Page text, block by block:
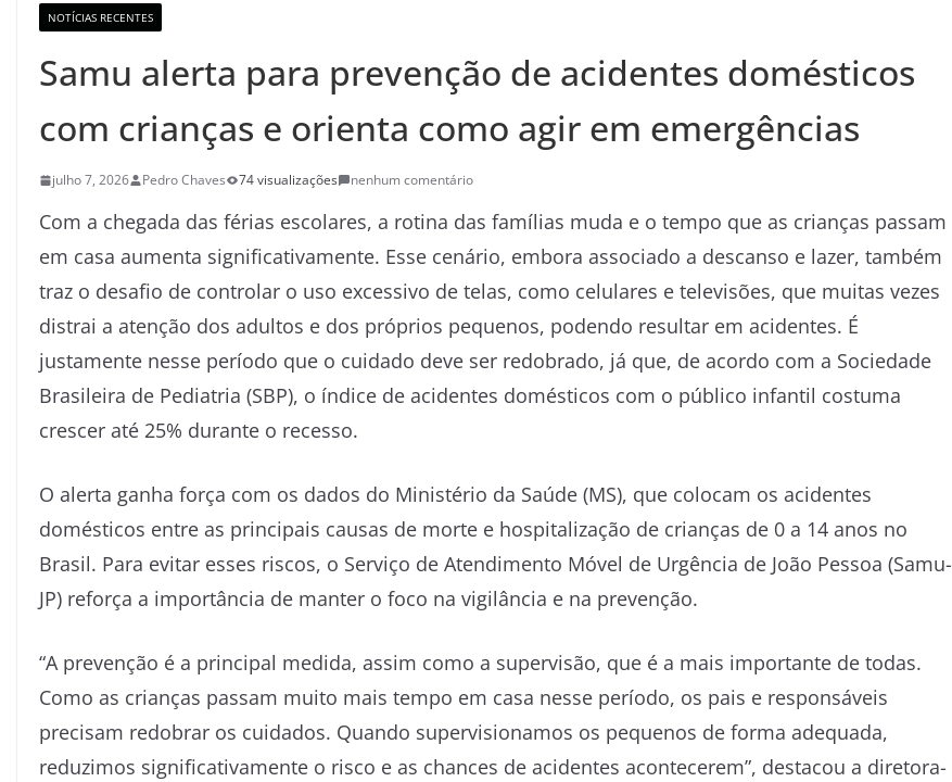
NOTÍCIAS RECENTES
Samu alerta para prevenção de acidentes domésticos
com crianças e orienta como agir em emergências
julho 7, 2026 Pedro Chaves 74 visualizações nenhum comentário
Com a chegada das férias escolares, a rotina das famílias muda e o tempo que as crianças passam
em casa aumenta significativamente. Esse cenário, embora associado a descanso e lazer, também
traz o desafio de controlar o uso excessivo de telas, como celulares e televisões, que muitas vezes
distrai a atenção dos adultos e dos próprios pequenos, podendo resultar em acidentes. É
justamente nesse período que o cuidado deve ser redobrado, já que, de acordo com a Sociedade
Brasileira de Pediatria (SBP), o índice de acidentes domésticos com o público infantil costuma
crescer até 25% durante o recesso.
O alerta ganha força com os dados do Ministério da Saúde (MS), que colocam os acidentes
domésticos entre as principais causas de morte e hospitalização de crianças de 0 a 14 anos no
Brasil. Para evitar esses riscos, o Serviço de Atendimento Móvel de Urgência de João Pessoa (Samu-
JP) reforça a importância de manter o foco na vigilância e na prevenção.
“A prevenção é a principal medida, assim como a supervisão, que é a mais importante de todas.
Como as crianças passam muito mais tempo em casa nesse período, os pais e responsáveis
precisam redobrar os cuidados. Quando supervisionamos os pequenos de forma adequada,
reduzimos significativamente o risco e as chances de acidentes acontecerem”, destacou a diretora-